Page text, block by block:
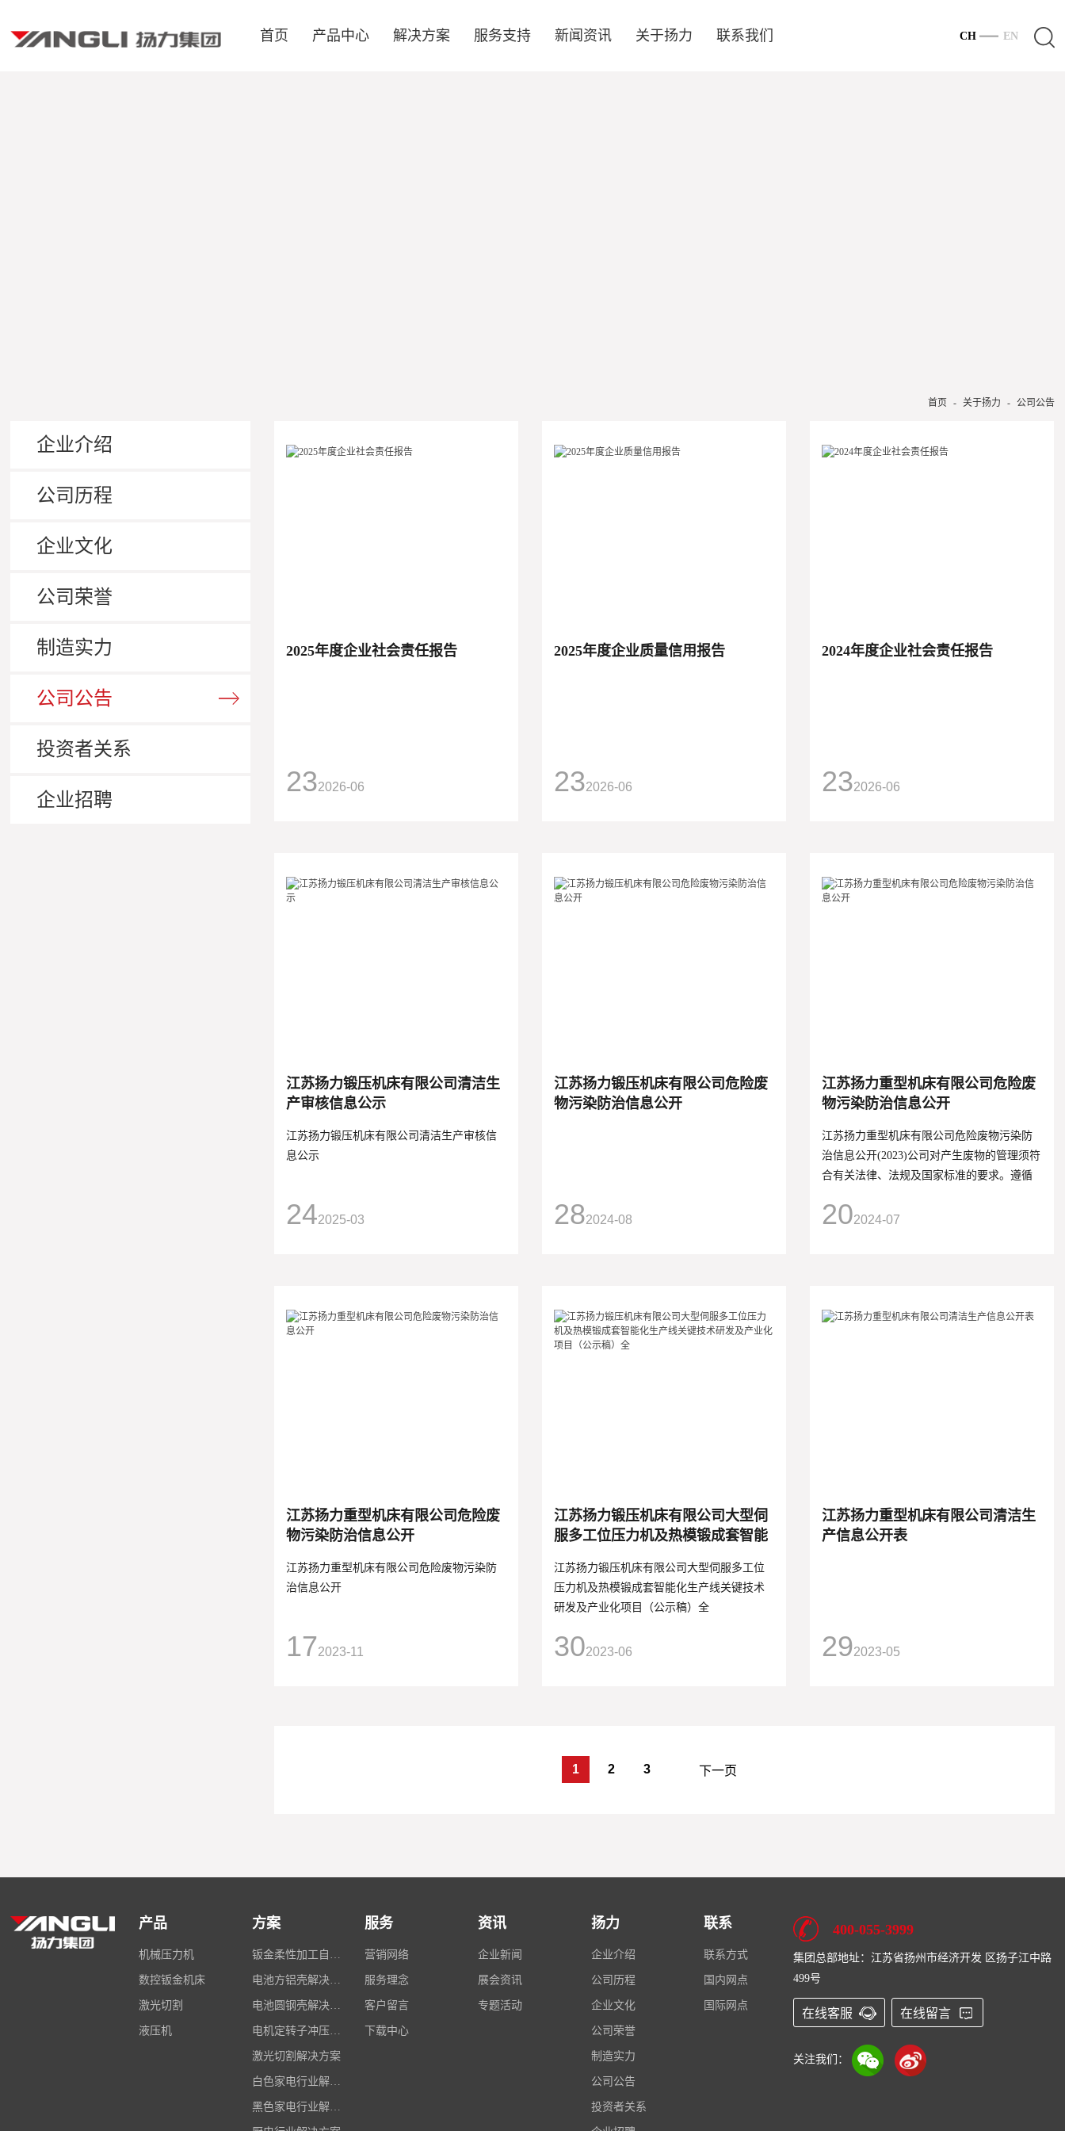
首页 产品中心 解决方案 服务支持 新闻资讯 关于扬力 联系我们 CH EN
首页 - 关于扬力 - 公司公告
企业介绍
公司历程
企业文化
公司荣誉
制造实力
公司公告
投资者关系
企业招聘
2025年度企业社会责任报告
232026-06
2025年度企业质量信用报告
232026-06
2024年度企业社会责任报告
232026-06
江苏扬力锻压机床有限公司清洁生
产审核信息公示
江苏扬力锻压机床有限公司清洁生产审核信
息公示
242025-03
江苏扬力锻压机床有限公司危险废
物污染防治信息公开
282024-08
江苏扬力重型机床有限公司危险废
物污染防治信息公开
江苏扬力重型机床有限公司危险废物污染防
治信息公开(2023)公司对产生废物的管理须符
合有关法律、法规及国家标准的要求。遵循
202024-07
江苏扬力重型机床有限公司危险废
物污染防治信息公开
江苏扬力重型机床有限公司危险废物污染防
治信息公开
172023-11
江苏扬力锻压机床有限公司大型伺
服多工位压力机及热模锻成套智能
目（公示稿）全
江苏扬力锻压机床有限公司大型伺服多工位
压力机及热模锻成套智能化生产线关键技术
研发及产业化项目（公示稿）全
302023-06
江苏扬力重型机床有限公司清洁生
产信息公开表
292023-05
1 2 3 下一页
产品
机械压力机
数控钣金机床
激光切割
液压机
方案
钣金柔性加工自动化解决方案
电池方铝壳解决方案
电池圆钢壳解决方案
电机定转子冲压解决方案
激光切割解决方案
白色家电行业解决方案
黑色家电行业解决方案
服务
营销网络
服务理念
客户留言
下载中心
资讯
企业新闻
展会资讯
专题活动
扬力
企业介绍
公司历程
企业文化
公司荣誉
制造实力
公司公告
投资者关系
联系
联系方式
国内网点
国际网点
400-055-3999
集团总部地址：江苏省扬州市经济开发 区扬子江中路
499号
在线客服 在线留言
关注我们：